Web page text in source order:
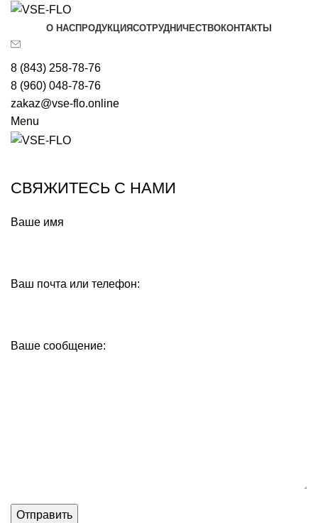
О НАСПРОДУКЦИЯСОТРУДНИЧЕСТВОКОНТАКТЫ
8 (843) 258-78-76
8 (960) 048-78-76
zakaz@vse-flo.online
Menu
СВЯЖИТЕСЬ С НАМИ
Ваше имя
Ваш почта или телефон:
Ваше сообщение: